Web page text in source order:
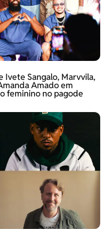
Ivete Sangalo, Marvvila,
Amado em
feminino no pagode